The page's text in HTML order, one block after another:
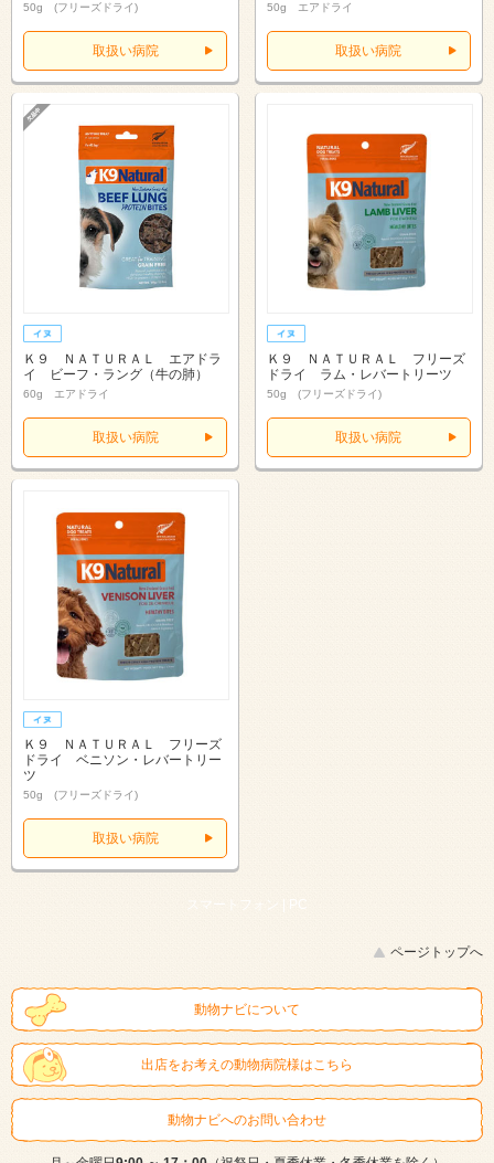
50g (フリーズドライ)
取扱い病院
50g エアドライ
取扱い病院
Ｋ９ ＮＡＴＵＲＡＬ エアドラ
イ ビーフ・ラング（牛の肺）
60g エアドライ
取扱い病院
Ｋ９ ＮＡＴＵＲＡＬ フリーズ
ドライ ラム・レバートリーツ
50g (フリーズドライ)
取扱い病院
Ｋ９ ＮＡＴＵＲＡＬ フリーズ
ドライ ベニソン・レバートリー
ツ
50g (フリーズドライ)
取扱い病院
スマートフォン | PC
ページトップへ
動物ナビについて
出店をお考えの動物病院様はこちら
動物ナビへのお問い合わせ